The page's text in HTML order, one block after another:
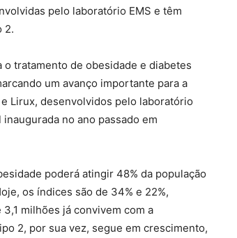
pelo laboratório EMS e têm
2.
tratamento de obesidade e diabetes
um avanço importante para a
Lirux, desenvolvidos pelo laboratório
no ano passado em
poderá atingir 48% da população
os índices são de 34% e 22%,
milhões já convivem com a
2, por sua vez, segue em crescimento,